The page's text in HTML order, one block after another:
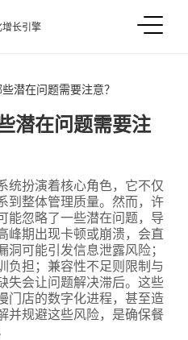
长引擎
潜在问题需要注意？
潜在问题需要注
统扮演着核心角色，它不仅
到整体管理质量。然而，许
能忽略了一些潜在问题，导
峰期出现卡顿或崩溃，会直
可能引发信息泄露风险；
负担；兼容性不足则限制与
失会让问题解决滞后。这些
门店的数字化进程，甚至造
并规避这些风险，是确保餐